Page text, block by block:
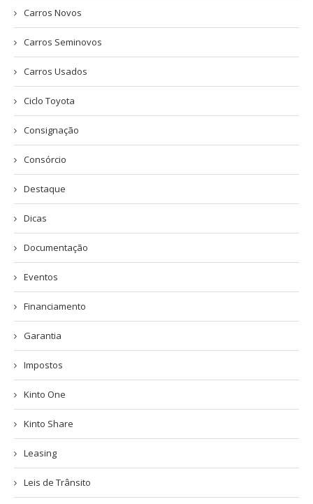
Carros Novos
Carros Seminovos
Carros Usados
Ciclo Toyota
Consignação
Consórcio
Destaque
Dicas
Documentação
Eventos
Financiamento
Garantia
Impostos
Kinto One
Kinto Share
Leasing
Leis de Trânsito